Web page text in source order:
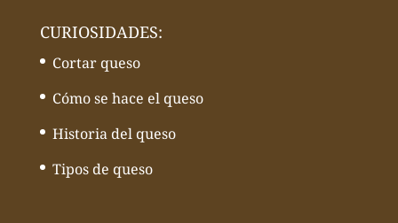
CURIOSIDADES:
Cortar queso
Cómo se hace el queso
Historia del queso
Tipos de queso